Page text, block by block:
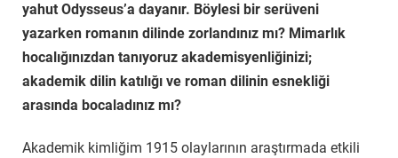
yahut Odysseus’a dayanır. Böylesi bir serüveni
yazarken romanın dilinde zorlandınız mı? Mimarlık
hocalığınızdan tanıyoruz akademisyenliğinizi;
akademik dilin katılığı ve roman dilinin esnekliği
arasında bocaladınız mı?
Akademik kimliğim 1915 olaylarının araştırmada etkili